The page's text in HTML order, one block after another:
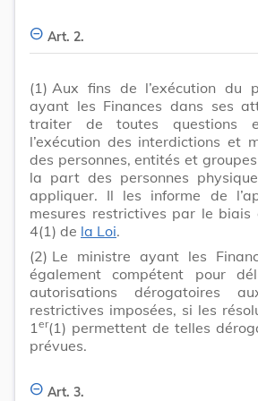
Art. 2.
(1) Aux fins de l’exécution du
ayant les Finances dans ses
traiter de toutes questions
l’exécution des interdictions et
des personnes, entités et
la part des personnes
appliquer. Il les informe de
mesures restrictives par le
4(1) de la Loi.
(2) Le ministre ayant les
également compétent pour
autorisations dérogatoires
restrictives imposées, si les
1 er(1) permettent de telles
prévues.
Art. 3.